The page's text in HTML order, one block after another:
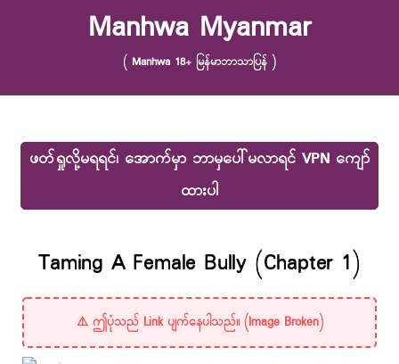
Manhwa Myanmar
( Manhwa 18+ မြန်မာဘာသာပြန် )
ဖတ်ရှုလို့မရရင်၊ အောက်မှာ ဘာမှပေါ်မလာရင် VPN ကျော်
ထားပါ
Taming A Female Bully (Chapter 1)